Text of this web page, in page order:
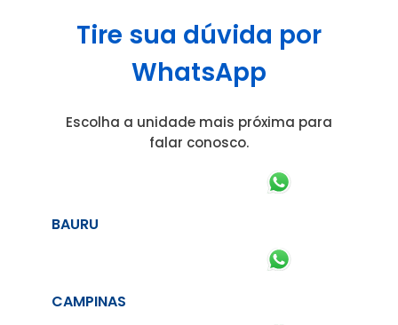
Tire sua dúvida por
WhatsApp
Escolha a unidade mais próxima para
falar conosco.
BAURU
CAMPINAS